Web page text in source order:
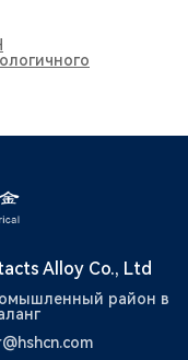
Alloy Co., Ltd
район в